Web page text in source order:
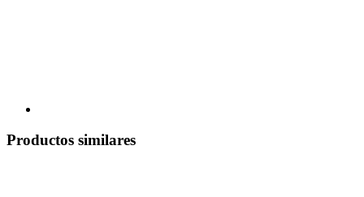
Productos similares